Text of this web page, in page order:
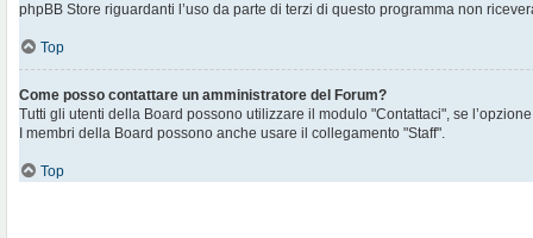
phpBB Store riguardanti l’uso da parte di terzi di questo programma non
Top
Come posso contattare un amministratore del Forum?
Tutti gli utenti della Board possono utilizzare il modulo "Contattaci", se
I membri della Board possono anche usare il collegamento "Staff".
Top